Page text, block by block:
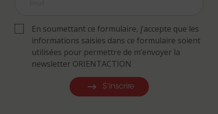
En soumettant ce formulaire, j’accepte que les
informations saisies dans ce formulaire soient
utilisées pour permettre de m’envoyer la
newsletter ORIENTACTION
S'inscrire